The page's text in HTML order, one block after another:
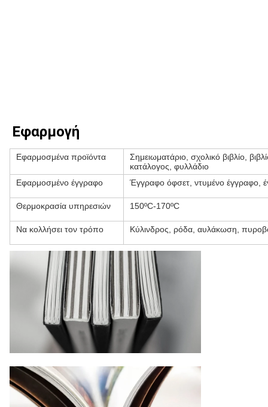
Εφαρμογή
Εφαρμοσμένα προϊόντα
Σημειωματάριο, σχολικό βιβλίο,
κατάλογος, φυλλάδιο
Εφαρμοσμένο έγγραφο
Έγγραφο όφσετ, ντυμένο έγγραφο,
Θερμοκρασία υπηρεσιών 150ºC-170ºC
Να κολλήσει τον τρόπο Κύλινδρος, ρόδα, αυλάκωση,